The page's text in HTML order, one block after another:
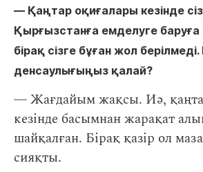
― Қаңтар оқиғалары кезінде
Қырғызстанға емделуге
бірақ сізге бұған жол берілмеді.
денсаулығыңыз қалай?
― Жағдайым жақсы. Иә,
кезінде басымнан жарақат
шайқалған. Бірақ қазір ол
сияқты.